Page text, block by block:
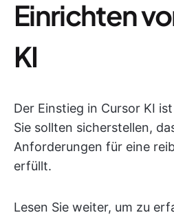
Einrichten
KI
Der Einstieg in Cursor KI
Sie sollten sicherstellen,
Anforderungen für eine
erfüllt.
Lesen Sie weiter, um zu